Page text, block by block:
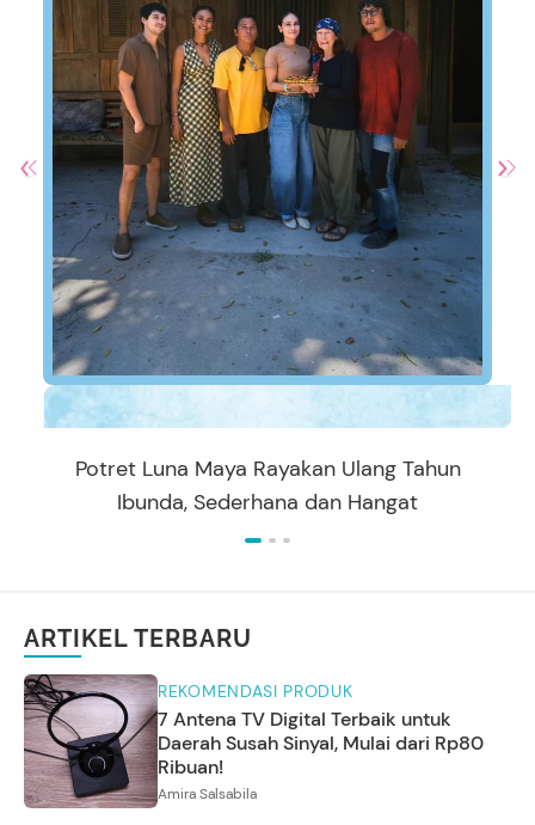
Potret Luna Maya Rayakan Ulang Tahun
Ibunda, Sederhana dan Hangat
ARTIKEL TERBARU
REKOMENDASI PRODUK
7 Antena TV Digital Terbaik untuk
Daerah Susah Sinyal, Mulai dari Rp80
Ribuan!
Amira Salsabila